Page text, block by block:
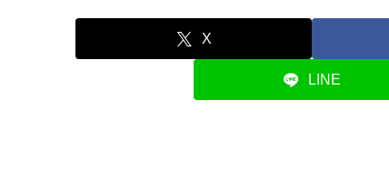
X
LINE